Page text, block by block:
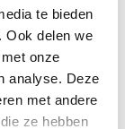
te bieden
Ook delen we
onze
analyse. Deze
met andere
ze hebben